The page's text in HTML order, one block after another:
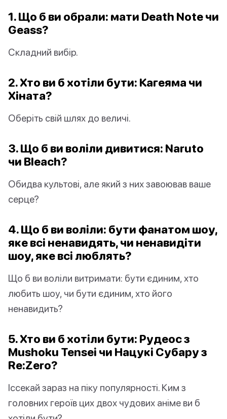
1. Що б ви обрали: мати Death Note чи
Geass?
Складний вибір.
2. Хто ви б хотіли бути: Кагеяма чи
Хіната?
Оберіть свій шлях до величі.
3. Що б ви воліли дивитися: Naruto
чи Bleach?
Обидва культові, але який з них завоював ваше
серце?
4. Що б ви воліли: бути фанатом шоу,
яке всі ненавидять, чи ненавидіти
шоу, яке всі люблять?
Що б ви воліли витримати: бути єдиним, хто
любить шоу, чи бути єдиним, хто його
ненавидить?
5. Хто ви б хотіли бути: Рудеос з
Mushoku Tensei чи Нацукі Субару з
Re:Zero?
Іссекай зараз на піку популярності. Ким з
головних героїв цих двох чудових аніме ви б